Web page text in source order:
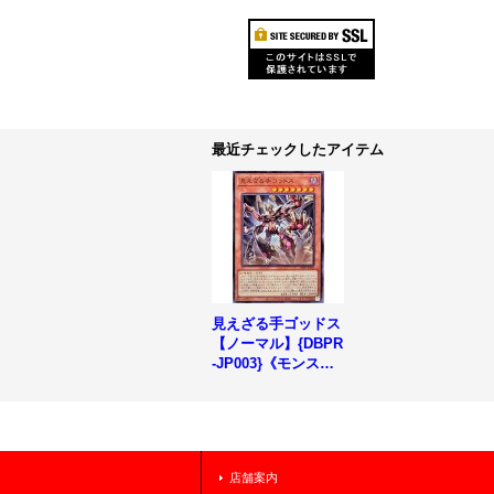
最近チェックしたアイテム
見えざる手ゴッドス
【ノーマル】{DBPR
-JP003}《モンスタ
店舗案内